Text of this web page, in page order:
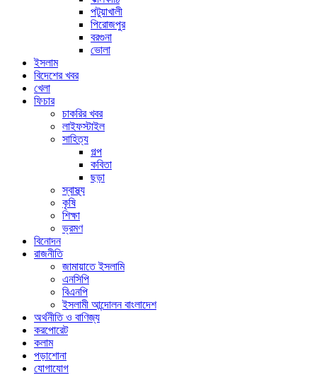
পটুয়াখালী
পিরোজপুর
বরগুনা
ভোলা
ইসলাম
বিদেশের খবর
খেলা
ফিচার
চাকরির খবর
লাইফস্টাইল
সাহিত্য
গল্প
কবিতা
ছড়া
স্বাস্থ্য
কৃষি
শিক্ষা
ভ্রমণ
বিনোদন
রাজনীতি
জামায়াতে ইসলামি
এনসিপি
বিএনপি
ইসলামী আন্দোলন বাংলাদেশ
অর্থনীতি ও বাণিজ্য
করপোরেট
কলাম
পড়াশোনা
যোগাযোগ